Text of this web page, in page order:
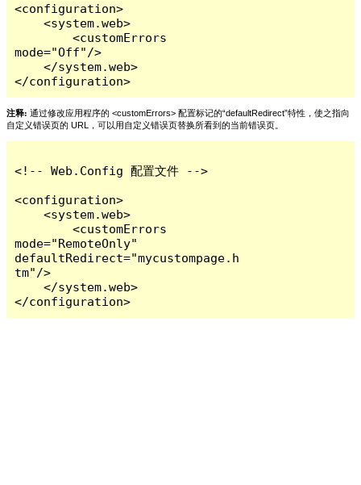
<configuration>
    <system.web>
        <customErrors
mode="Off"/>
    </system.web>
</configuration>
注释: 通过修改应用程序的 <customErrors> 配置标记的“defaultRedirect”特性，使之指向
自定义错误页的 URL，可以用自定义错误页替换所看到的当前错误页。
<!-- Web.Config 配置文件 -->
<configuration>
    <system.web>
        <customErrors
mode="RemoteOnly"
defaultRedirect="mycustompage.h
tm"/>
    </system.web>
</configuration>